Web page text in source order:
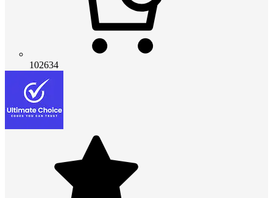
102634